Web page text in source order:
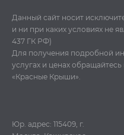
Данный сайт носит
и ни при каких условиях не
437 ГК РФ)
Для получения подробной
услугах и ценах
«Красные Крыши».
Юр. адрес: 115409, г.